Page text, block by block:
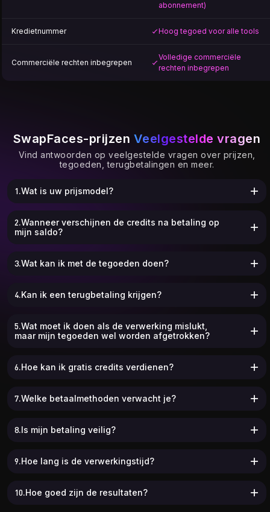
abonnement)
Kredietnummer Hoog tegoed voor alle tools
Commerciële rechten inbegrepen
Volledige commerciële
rechten inbegrepen
SwapFaces-prijzen Veelgestelde vragen
Vind antwoorden op veelgestelde vragen over prijzen,
tegoeden, terugbetalingen en meer.
1.Wat is uw prijsmodel?
2.Wanneer verschijnen de credits na betaling op
mijn saldo?
3.Wat kan ik met de tegoeden doen?
4.Kan ik een terugbetaling krijgen?
5.Wat moet ik doen als de verwerking mislukt,
maar mijn tegoeden wel worden afgetrokken?
6.Hoe kan ik gratis credits verdienen?
7.Welke betaalmethoden verwacht je?
8.Is mijn betaling veilig?
9.Hoe lang is de verwerkingstijd?
10.Hoe goed zijn de resultaten?